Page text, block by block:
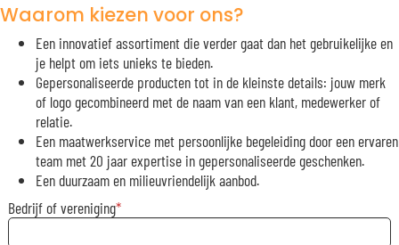
Waarom kiezen voor ons?
Een innovatief assortiment die verder gaat dan het gebruikelijke en
je helpt om iets unieks te bieden.
Gepersonaliseerde producten tot in de kleinste details: jouw merk
of logo gecombineerd met de naam van een klant, medewerker of
relatie.
Een maatwerkservice met persoonlijke begeleiding door een ervaren
team met 20 jaar expertise in gepersonaliseerde geschenken.
Een duurzaam en milieuvriendelijk aanbod.
Bedrijf of vereniging